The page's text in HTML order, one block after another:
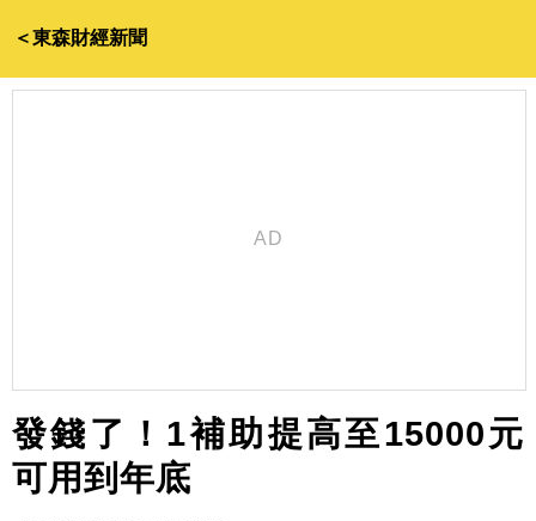
＜東森財經新聞
發錢了！1補助提高至15000元
可用到年底